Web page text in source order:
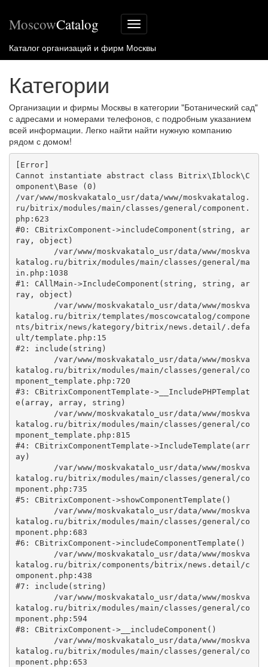
Меню
сайта
MoscowCatalog
Каталог организаций и фирм Москвы
Категории
Организации и фирмы Москвы в категории "Ботанический сад"
с адресами и номерами телефонов, с подробным указанием
всей информации. Легко найти найти нужную компанию
рядом с домом!
[Error]
Cannot instantiate abstract class Bitrix\Iblock\C
omponent\Base (0)
/var/www/moskvakatalo_usr/data/www/moskvakatalog.
ru/bitrix/modules/main/classes/general/component.
php:623
#0: CBitrixComponent->includeComponent(string, ar
ray, object)
katalog.ru/bitrix/modules/main/classes/general/ma
in.php:1038
#1: CAllMain->IncludeComponent(string, string, ar
ray, object)
katalog.ru/bitrix/templates/moscowcatalog/compone
nts/bitrix/news/kategory/bitrix/news.detail/.defa
ult/template.php:15
#2: include(string)
katalog.ru/bitrix/modules/main/classes/general/co
mponent_template.php:720
#3: CBitrixComponentTemplate->__IncludePHPTemplat
e(array, array, string)
katalog.ru/bitrix/modules/main/classes/general/co
mponent_template.php:815
#4: CBitrixComponentTemplate->IncludeTemplate(arr
ay)
katalog.ru/bitrix/modules/main/classes/general/co
mponent.php:735
#5: CBitrixComponent->showComponentTemplate()
katalog.ru/bitrix/modules/main/classes/general/co
mponent.php:683
#6: CBitrixComponent->includeComponentTemplate()
katalog.ru/bitrix/components/bitrix/news.detail/c
omponent.php:438
#7: include(string)
katalog.ru/bitrix/modules/main/classes/general/co
mponent.php:594
#8: CBitrixComponent->__includeComponent()
katalog.ru/bitrix/modules/main/classes/general/co
mponent.php:653